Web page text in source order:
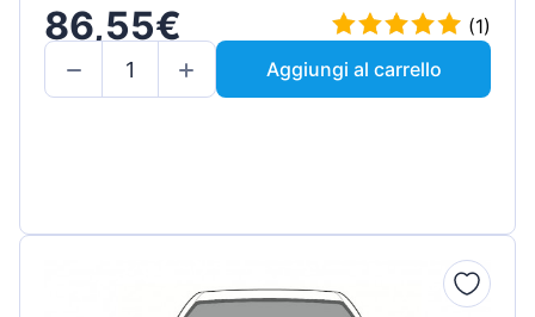
86,55€
(1)
Aggiungi al carrello